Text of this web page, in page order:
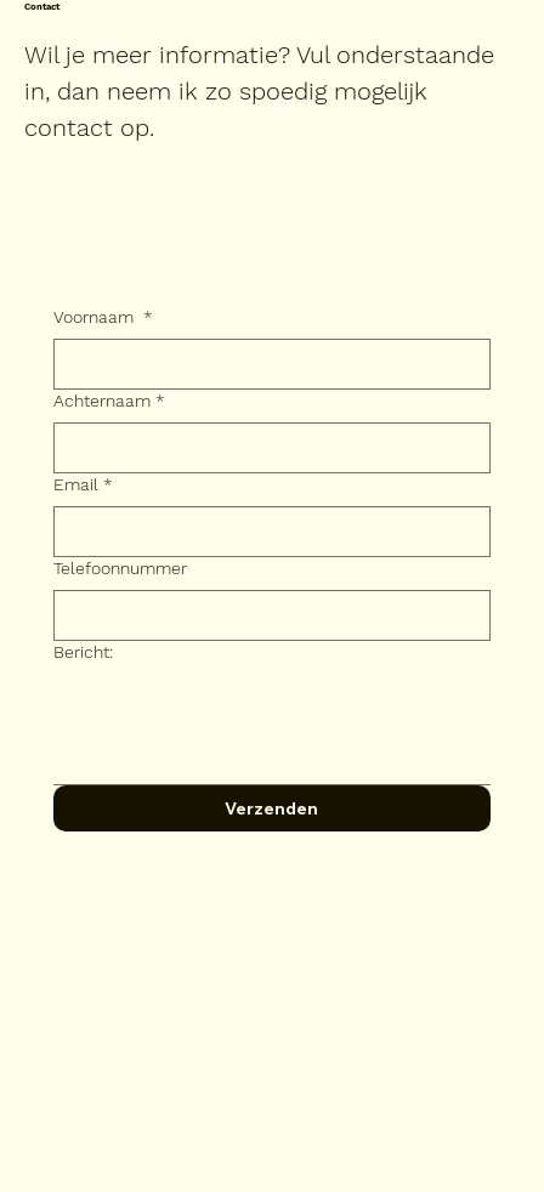
Contact
Wil je meer informatie? Vul onderstaande
in, dan neem ik zo spoedig mogelijk
contact op.
Voornaam *
Achternaam *
Email *
Telefoonnummer
Bericht:
Verzenden